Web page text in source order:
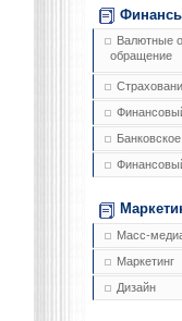
Валютные
обращение
Масс-
Маркетинг
Дизайн